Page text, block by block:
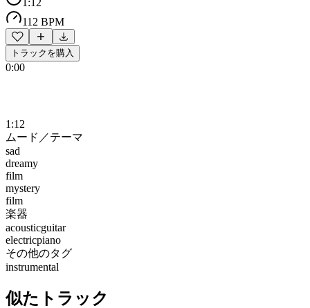
112 BPM
トラックを購入
0:00
1:12
ムード／テーマ
sad
dreamy
film
mystery
film
楽器
acousticguitar
electricpiano
その他のタグ
instrumental
似たトラック